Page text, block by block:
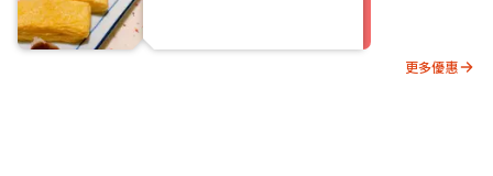
更多優惠